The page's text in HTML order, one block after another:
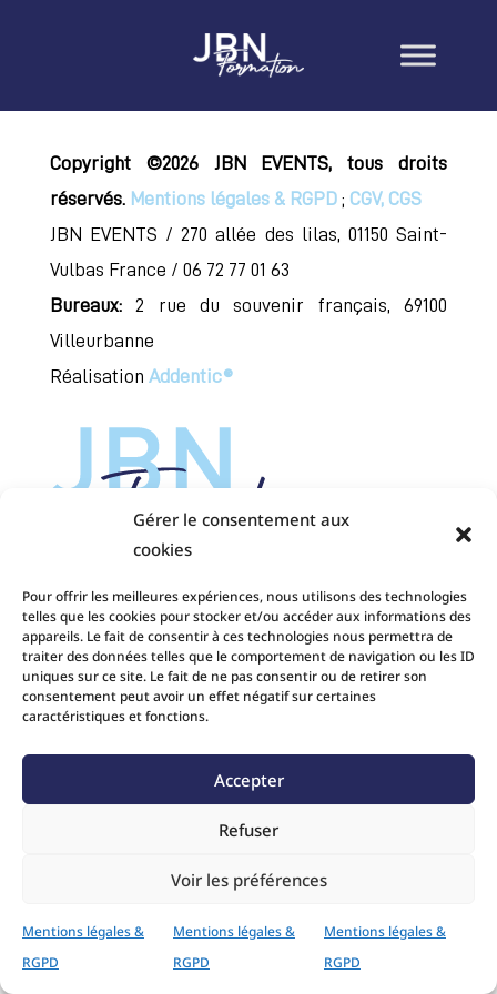
Gérer le consentement aux
cookies
Pour offrir les meilleures expériences, nous utilisons des technologies
telles que les cookies pour stocker et/ou accéder aux informations des
appareils. Le fait de consentir à ces technologies nous permettra de
traiter des données telles que le comportement de navigation ou les ID
uniques sur ce site. Le fait de ne pas consentir ou de retirer son
consentement peut avoir un effet négatif sur certaines
caractéristiques et fonctions.
Accepter
Refuser
Voir les préférences
Mentions légales &
RGPD
Mentions légales &
RGPD
Mentions légales &
RGPD
Copyright ©2026 JBN EVENTS, tous droits
réservés. Mentions légales & RGPD; CGV, CGS
JBN EVENTS / 270 allée des lilas, 01150 Saint-
Vulbas France / 06 72 77 01 63
Bureaux:2 rue du souvenir français, 69100
Villeurbanne
Réalisation Addentic®